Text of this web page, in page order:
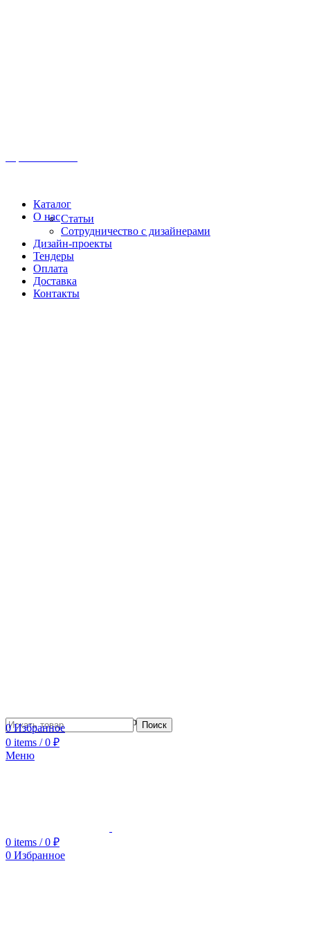
Каталог
О насСтатьи
Сотрудничество с дизайнерами
Дизайн-проекты
Тендеры
Оплата
Доставка
Контакты
Сотрудничество с дизайнерамиПоиск
0Избранное
0 items / 0 ₽
Меню
0 items / 0 ₽
0 Избранное